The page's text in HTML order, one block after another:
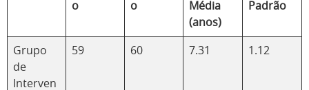
o
o
Média
(anos)
Padrão
Grupo
de
Interven
59 60 7.31 1.12